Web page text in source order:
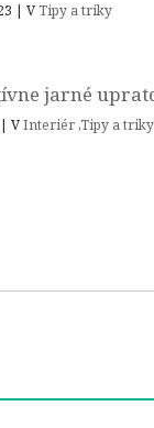
| VTipy a triky
jarné
| VInteriér ,Tipy a triky